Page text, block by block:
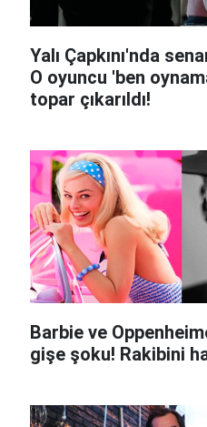
Yalı Çapkını'nda
O oyuncu 'ben
topar çıkarıldı!
Barbie ve
gişe şoku! Rakibini